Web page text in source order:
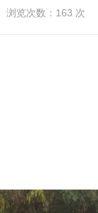
浏览次数： 163 次